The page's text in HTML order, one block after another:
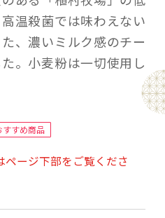
温殺菌では味わえない
、濃いミルク感のチー
。小麦粉は一切使用し
シンプルなチーズケー
ケーキ4号（直径約12
すすめ商品
ージ下部をご覧くださ